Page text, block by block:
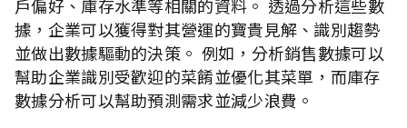
戶偏好、庫存水準等相關的資料。 透過分析這些數
據，企業可以獲得對其營運的寶貴見解、識別趨勢
並做出數據驅動的決策。 例如，分析銷售數據可以
幫助企業識別受歡迎的菜餚並優化其菜單，而庫存
數據分析可以幫助預測需求並減少浪費。